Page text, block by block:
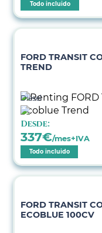
Todo incluido
FORD TRANSIT
TREND
Diésel
Desde:
337€/mes+IVA
Todo incluido
FORD TRANSIT
ECOBLUE 100CV